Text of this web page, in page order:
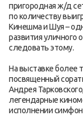
пригородная ж/д
по количеству
Кинешма и Шуя –
развития уличного
следовать этому.
На выставке более
посвященный
Андрея
легендарные
исполнении